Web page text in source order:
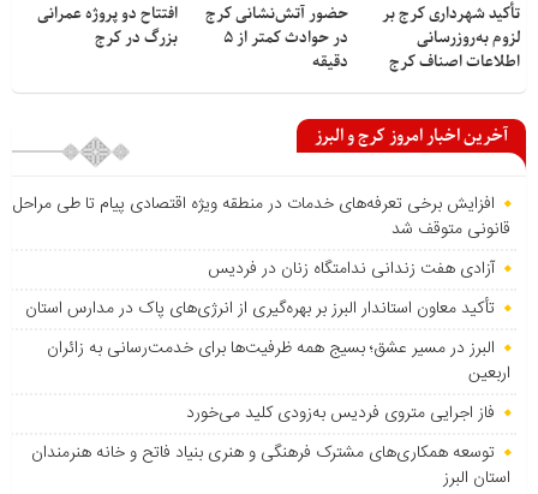
تأکید شهرداری کرج بر
لزوم به‌روزرسانی
اطلاعات اصناف کرج
حضور آتش‌نشانی کرج
در حوادث کمتر از ۵
دقیقه
افتتاح دو پروژه عمرانی
بزرگ در کرج
آخرین اخبار امروز کرج و البرز
افزایش برخی تعرفه‌های خدمات در منطقه ویژه اقتصادی پیام تا طی مراحل
قانونی متوقف شد
آزادی هفت زندانی ندامتگاه زنان در فردیس
تأکید معاون استاندار البرز بر بهره‌گیری از انرژی‌های پاک در مدارس استان
البرز در مسیر عشق؛ بسیج همه ظرفیت‌ها برای خدمت‌رسانی به زائران
اربعین
فاز اجرایی متروی فردیس به‌زودی کلید می‌خورد
توسعه همکاری‌های مشترک فرهنگی و هنری بنیاد فاتح و خانه هنرمندان
استان البرز